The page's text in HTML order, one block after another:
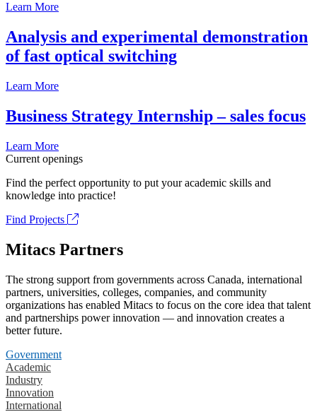
Learn More
Analysis and experimental demonstration
of fast optical switching
Learn More
Business Strategy Internship – sales focus
Learn More
Current openings
Find the perfect opportunity to put your academic skills and
knowledge into practice!
Find Projects
Mitacs Partners
The strong support from governments across Canada, international
partners, universities, colleges, companies, and community
organizations has enabled Mitacs to focus on the core idea that talent
and partnerships power innovation — and innovation creates a
better future.
Government
Academic
Industry
Innovation
International